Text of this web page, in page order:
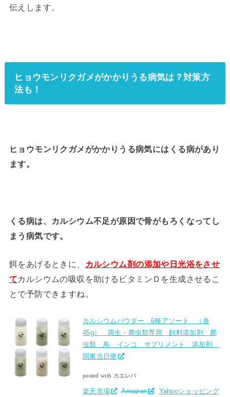
伝えします。
ヒョウモンリクガメがかかりうる病気は？対策方
法も！
ヒョウモンリクガメがかかりうる病気にはくる病があり
ます。
くる病は、カルシウム不足が原因で骨がもろくなってし
まう病気です。
餌をあげるときに、
カルシウム剤の添加や日光浴をさせ
てカルシウムの吸収を助けるビタミンＤを生成させるこ
とで予防できますね。
カルシウムパウダー 6種アソート （各
45g） 両生・爬虫類専用 飼料添加剤 爬
虫類 鳥 インコ サプリメント 添加剤
関東当日便
posted with カエレバ
楽天市場 Amazon
Yahooショッピング